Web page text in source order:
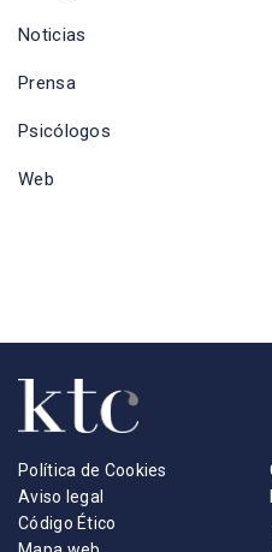
Noticias
Prensa
Psicólogos
Web
Política de Cookies
Aviso legal
Código Ético